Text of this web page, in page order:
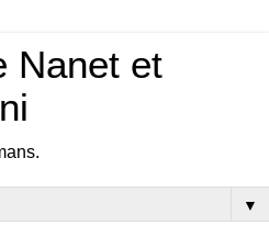
Nanet et
▼